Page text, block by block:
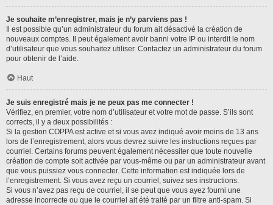
Je souhaite m’enregistrer, mais je n’y parviens pas !
Il est possible qu’un administrateur du forum ait désactivé la création de
nouveaux comptes. Il peut également avoir banni votre IP ou interdit le nom
d’utilisateur que vous souhaitez utiliser. Contactez un administrateur du forum
pour obtenir de l’aide.
Haut
Je suis enregistré mais je ne peux pas me connecter !
Vérifiez, en premier, votre nom d’utilisateur et votre mot de passe. S’ils sont
corrects, il y a deux possibilités :
Si la gestion COPPA est active et si vous avez indiqué avoir moins de 13 ans
lors de l’enregistrement, alors vous devrez suivre les instructions reçues par
courriel. Certains forums peuvent également nécessiter que toute nouvelle
création de compte soit activée par vous-même ou par un administrateur avant
que vous puissiez vous connecter. Cette information est indiquée lors de
l’enregistrement. Si vous avez reçu un courriel, suivez ses instructions.
Si vous n’avez pas reçu de courriel, il se peut que vous ayez fourni une
adresse incorrecte ou que le courriel ait été traité par un filtre anti-spam. Si